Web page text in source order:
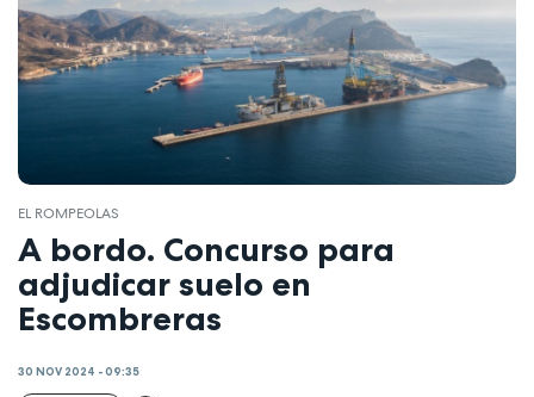
EL ROMPEOLAS
A bordo. Concurso para
adjudicar suelo en
Escombreras
30 NOV 2024 - 09:35